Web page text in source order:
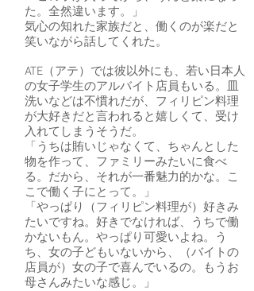
た。全然違います。」
気心の知れた家族だと、働くのが楽だと
笑いながら話してくれた。
ATE（アテ）では彼以外にも、若い日本人
の女子学生のアルバイト店員もいる。皿
洗いなどは不慣れだが、フィリピン料理
が大好きだと言われると嬉しくて、受け
入れてしまうそうだ。
「うちは賄いじゃなくて、ちゃんとした
物を作って、ファミリーみたいに食べ
る。だから、それが一番魅力的かな。こ
こで働く子にとって。」
「やっぱり（フィリピン料理が）好きみ
たいですね。好きでなければ、うちで働
かないもん。やっぱり可愛いよね。う
ち、女の子どもいないから、（バイトの
店員が）女の子で喜んでいるの。もうお
母さんみたいな感じ。」